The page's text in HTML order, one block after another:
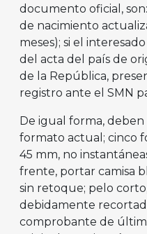
documento oficial,
de nacimiento
meses); si el
del acta del país de
de la República,
registro ante el SMN
De igual forma, deben
formato actual; cinco
45 mm, no
frente, portar camisa
sin retoque; pelo
debidamente
comprobante de